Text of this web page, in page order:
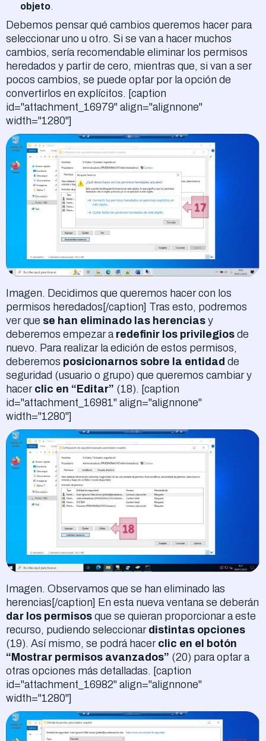
objeto
Debemos pensar qué cambios queremos hacer para
seleccionar uno u otro. Si se van a hacer muchos
cambios, sería recomendable eliminar los permisos
heredados y partir de cero, mientras que, si van a ser
pocos cambios, se puede optar por la opción de
convertirlos en explícitos. [caption
id="attachment_16979" align="alignnone"
width="1280"]
Imagen. Decidimos que queremos hacer con los
permisos heredados[/caption] Tras esto, podremos
ver que se han eliminado las herencias y
deberemos empezar a redefinir los privilegios de
nuevo. Para realizar la edición de estos permisos,
deberemos posicionarnos sobre la entidad de
seguridad (usuario o grupo) que queremos cambiar y
hacer clic en “Editar” (18). [caption
id="attachment_16981" align="alignnone"
width="1280"]
Imagen. Observamos que se han eliminado las
herencias[/caption] En esta nueva ventana se deberán
dar los permisos que se quieran proporcionar a este
recurso, pudiendo seleccionar distintas opciones
(19). Así mismo, se podrá hacerclic en el botón
“Mostrar permisos avanzados” (20) para optar a
otras opciones más detalladas. [caption
id="attachment_16982" align="alignnone"
width="1280"]